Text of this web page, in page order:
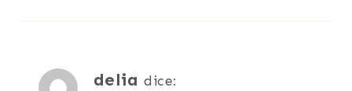
delia dice: